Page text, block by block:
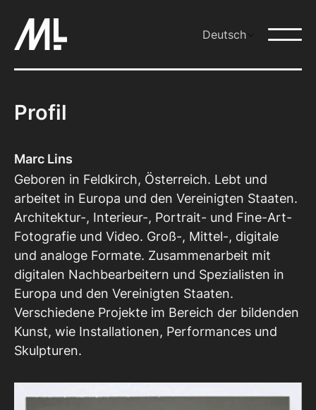
Inhalt
springen
Deutsch
Profil
Marc Lins
Geboren in Feldkirch, Österreich. Lebt und
arbeitet in Europa und den Vereinigten Staaten.
Architektur-, Interieur-, Portrait- und Fine-Art-
Fotografie und Video. Groß-, Mittel-, digitale
und analoge Formate. Zusammenarbeit mit
digitalen Nachbearbeitern und Spezialisten in
Europa und den Vereinigten Staaten.
Verschiedene Projekte im Bereich der bildenden
Kunst, wie Installationen, Performances und
Skulpturen.